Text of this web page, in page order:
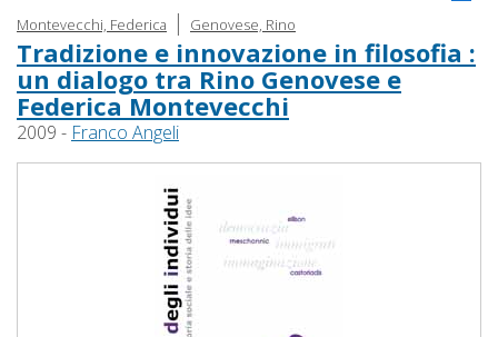
Montevecchi, Federica | Genovese, Rino
Tradizione e innovazione in filosofia :
un dialogo tra Rino Genovese e
Federica Montevecchi
2009 - Franco Angeli